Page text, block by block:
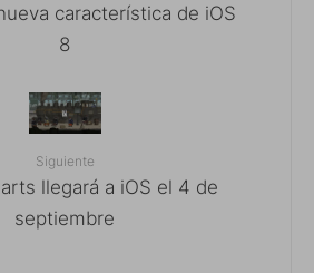
característica de iOS
8
Siguiente
llegará a iOS el 4 de
septiembre